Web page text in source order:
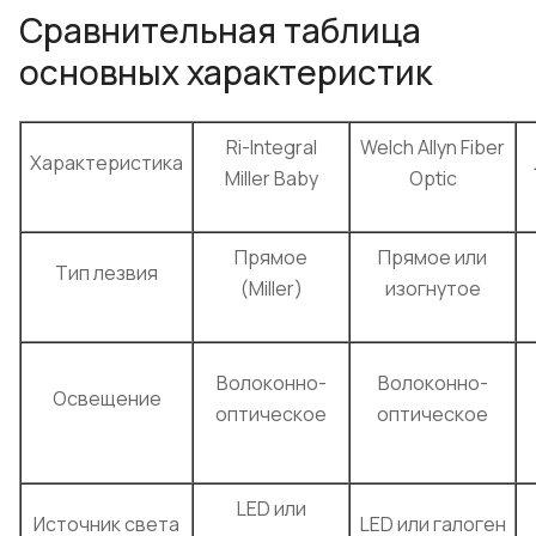
Сравнительная таблица
основных характеристик
Характеристика
Ri-Integral
Miller Baby
Welch Allyn Fiber
Optic
Тип лезвия
Прямое
(Miller)
Прямое или
изогнутое
Освещение
Волоконно-
оптическое
Волоконно-
оптическое
Источник света
LED или
LED или галоген